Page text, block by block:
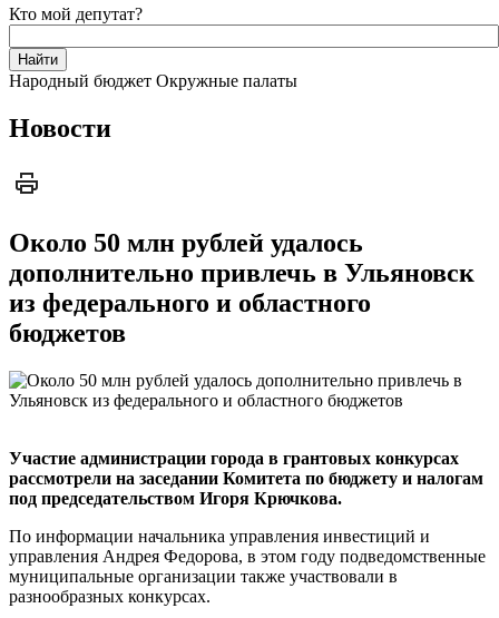
Кто мой депутат?
Народный бюджет Окружные палаты
Новости
Около 50 млн рублей удалось
дополнительно привлечь в Ульяновск
из федерального и областного
бюджетов
Участие администрации города в грантовых конкурсах
рассмотрели на заседании Комитета по бюджету и налогам
под председательством Игоря Крючкова.
По информации начальника управления инвестиций и
управления Андрея Федорова, в этом году подведомственные
муниципальные организации также участвовали в
разнообразных конкурсах.